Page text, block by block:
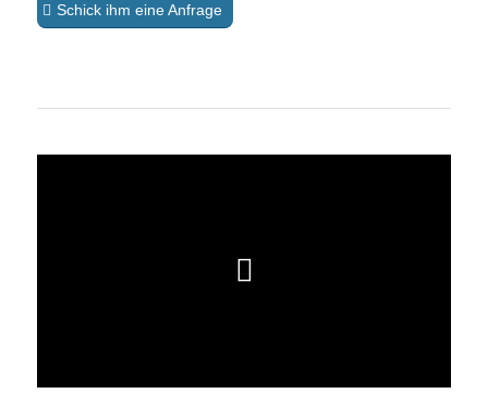
Schick ihm eine Anfrage